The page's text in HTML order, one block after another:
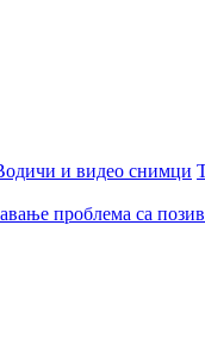
и видео снимци
проблема са